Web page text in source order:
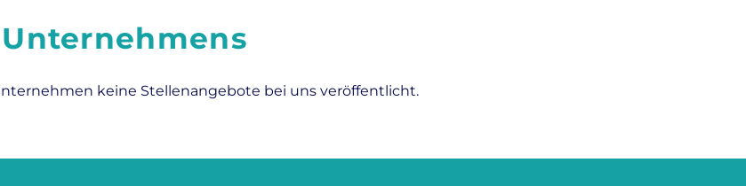
keine Stellenangebote bei uns veröffentlicht.